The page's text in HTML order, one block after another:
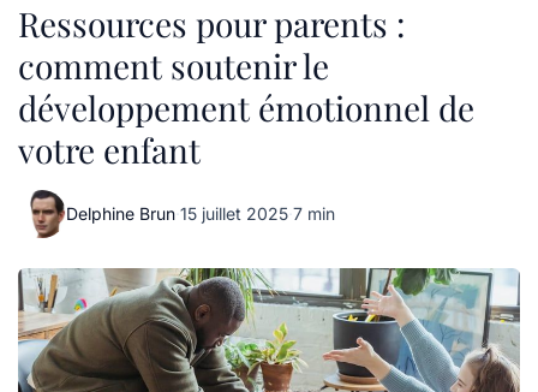
Ressources pour parents :
comment soutenir le
développement émotionnel de
votre enfant
Delphine Brun·15 juillet 2025·7 min